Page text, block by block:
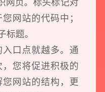
任何形式透露给任何第三方
网页。标头标记对
网站的代码中；
标题。
口点就越多。通
您将促进积极的
网站的结构，更